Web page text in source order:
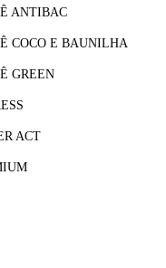
ANTIBAC
COCO E BAUNILHA
GREEN
ACT